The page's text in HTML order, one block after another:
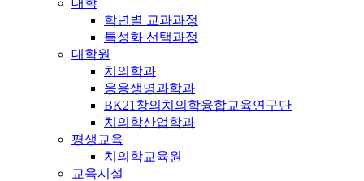
학년별 교과과정
특성화 선택과정
대학원
치의학과
응용생명과학과
BK21창의치의학융합교육연구단
치의학산업학과
평생교육
치의학교육원
교육시설